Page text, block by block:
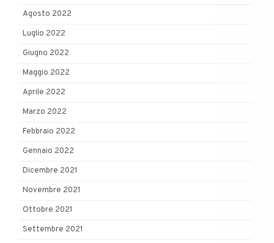
Agosto 2022
Luglio 2022
Giugno 2022
Maggio 2022
Aprile 2022
Marzo 2022
Febbraio 2022
Gennaio 2022
Dicembre 2021
Novembre 2021
Ottobre 2021
Settembre 2021